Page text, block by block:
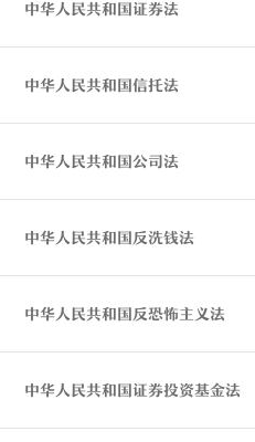
中华人民共和国证券法
中华人民共和国信托法
中华人民共和国公司法
中华人民共和国反洗钱法
中华人民共和国反恐怖主义法
中华人民共和国证券投资基金法